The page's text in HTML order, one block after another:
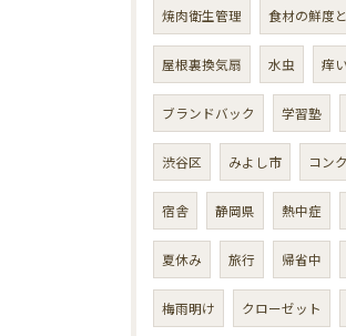
焼肉衛生管理 食材の鮮度
屋根裏換気扇 水虫 痒い
ブランドバック 学習塾
渋谷区 みよし市 コン
宿舎 静岡県 熱中症
夏休み 旅行 帰省中
梅雨明け クローゼット